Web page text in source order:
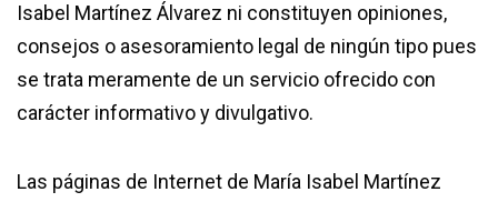
Isabel Martínez Álvarez ni constituyen opiniones,
consejos o asesoramiento legal de ningún tipo pues
se trata meramente de un servicio ofrecido con
carácter informativo y divulgativo.
Las páginas de Internet de María Isabel Martínez